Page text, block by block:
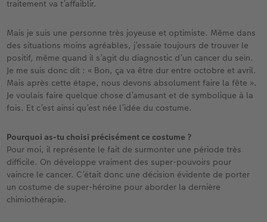
traitement va t’affaiblir.
Mais je suis une personne très joyeuse et optimiste. Même dans
des situations moins agréables, j’essaie toujours de trouver le
positif, même quand il s’agit du diagnostic d’un cancer du sein.
Je me suis donc dit : « Bon, ça va être dur entre octobre et avril.
Mais après cette étape, nous devons absolument faire la fête ».
Je voulais faire quelque chose d’amusant et de symbolique à la
fois. Et c’est ainsi qu’est née l’idée du costume.
Pourquoi as-tu choisi précisément ce costume ?
Pour moi, il représente le fait de surmonter une période très
difficile. On développe vraiment des super-pouvoirs pour
vaincre le cancer. C’était donc une décision évidente de porter
un costume de super-héroïne pour aborder la dernière
chimiothérapie.